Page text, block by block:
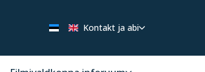
Kontakt ja abi